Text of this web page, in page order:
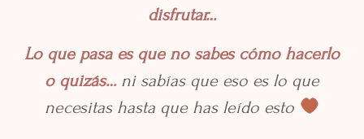
disfrutar…
Lo que pasa es que no sabes cómo hacerlo
o quizás… ni sabías que eso es lo que
necesitas hasta que has leído esto